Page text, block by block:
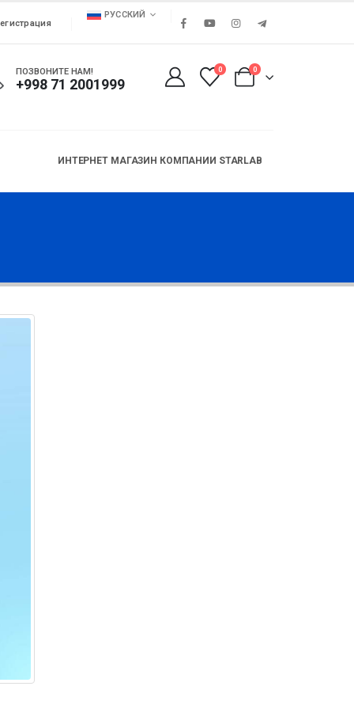
РУССКИЙ
ПОЗВОНИТЕ НАМ!
+998 71 2001999
0 0
ИНТЕРНЕТ МАГАЗИН КОМПАНИИ STARLAB